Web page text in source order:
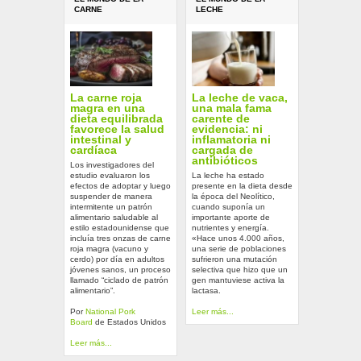
CARNE
La carne roja
magra en una
dieta equilibrada
favorece la salud
intestinal y
cardíaca
Los investigadores del
estudio evaluaron los
efectos de adoptar y luego
suspender de manera
intermitente un patrón
alimentario saludable al
estilo estadounidense que
incluía tres onzas de carne
roja magra (vacuno y
cerdo) por día en adultos
jóvenes sanos, un proceso
llamado “ciclado de patrón
alimentario”.
PorNational Pork
Board de Estados Unidos
Leer más...
LECHE
La leche de vaca,
una mala fama
carente de
evidencia: ni
inflamatoria ni
cargada de
antibióticos
La leche ha estado
presente en la dieta desde
la época del Neolítico,
cuando suponía un
importante aporte de
nutrientes y energía.
«Hace unos 4.000 años,
una serie de poblaciones
sufrieron una mutación
selectiva que hizo que un
gen mantuviese activa la
lactasa.
Leer más...